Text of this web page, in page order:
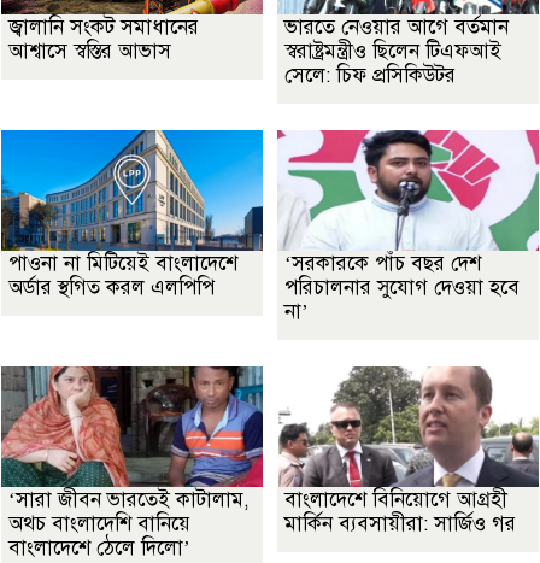
জ্বালানি সংকট সমাধানের
আশ্বাসে স্বস্তির আভাস
ভারতে নেওয়ার আগে বর্তমান
স্বরাষ্ট্রমন্ত্রীও ছিলেন টিএফআই
সেলে: চিফ প্রসিকিউটর
পাওনা না মিটিয়েই বাংলাদেশে
অর্ডার স্থগিত করল এলপিপি
‘সরকারকে পাঁচ বছর দেশ
পরিচালনার সুযোগ দেওয়া হবে
না’
‘সারা জীবন ভারতেই কাটালাম,
অথচ বাংলাদেশি বানিয়ে
বাংলাদেশে ঠেলে দিলো’
বাংলাদেশে বিনিয়োগে আগ্রহী
মার্কিন ব্যবসায়ীরা: সার্জিও গর